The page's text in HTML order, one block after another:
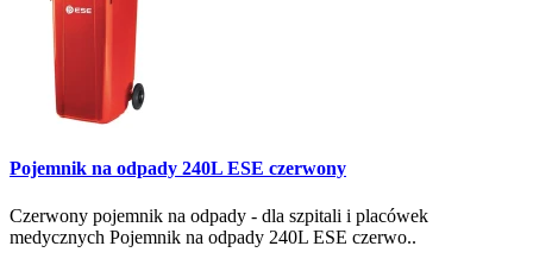
Pojemnik na odpady 240L ESE czerwony
Czerwony pojemnik na odpady - dla szpitali i placówek
medycznych Pojemnik na odpady 240L ESE czerwo..